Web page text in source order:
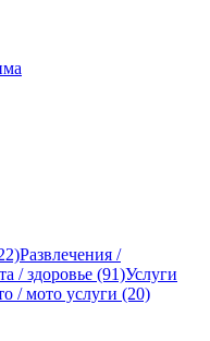
Развлечения /
/ здоровье (91)Услуги
/ мото услуги (20)